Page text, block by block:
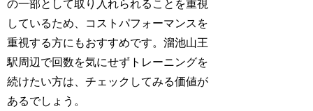
の一部として取り入れられることを重視
しているため、コストパフォーマンスを
重視する方にもおすすめです。溜池山王
駅周辺で回数を気にせずトレーニングを
続けたい方は、チェックしてみる価値が
あるでしょう。